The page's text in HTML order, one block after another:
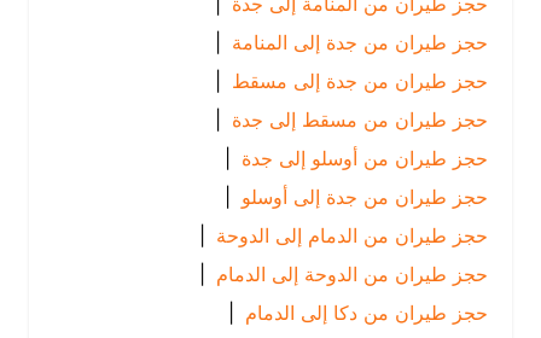
حجز طيران من جدة إلى المنامة |
حجز طيران من جدة إلى مسقط |
حجز طيران من مسقط إلى جدة
حجز طيران من أوسلو إلى جدة
حجز طيران من جدة إلى أوسلو
|
حجز طيران من الدمام إلى الدوحة |
حجز طيران من الدوحة إلى الدمام
|
حجز طيران من دكا إلى الدمام
|